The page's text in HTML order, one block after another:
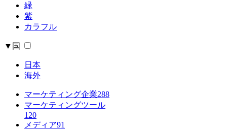
緑
紫
カラフル
▼国
日本
海外
マーケティング企業288
マーケティングツール
120
メディア91